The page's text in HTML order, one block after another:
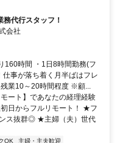
務代行スタッフ！
会社
160時間 ・1日8時間勤務(フ
事が落ち着く月半ばはフレ
業10～20時間程度 ※顧...
ート】であなたの経理経験
日からフルリモート！ ★フ
ス抜群◎ ★主婦（夫）世代
OK
主婦・主夫歓迎